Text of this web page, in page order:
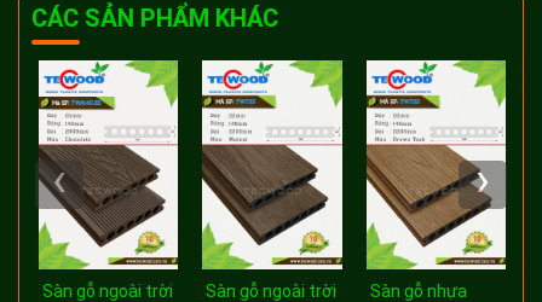
CÁC SẢN PHẨM KHÁC
Sàn gỗ ngoài trời
Sàn gỗ ngoài trời
Sàn gỗ nhựa
‹ ›